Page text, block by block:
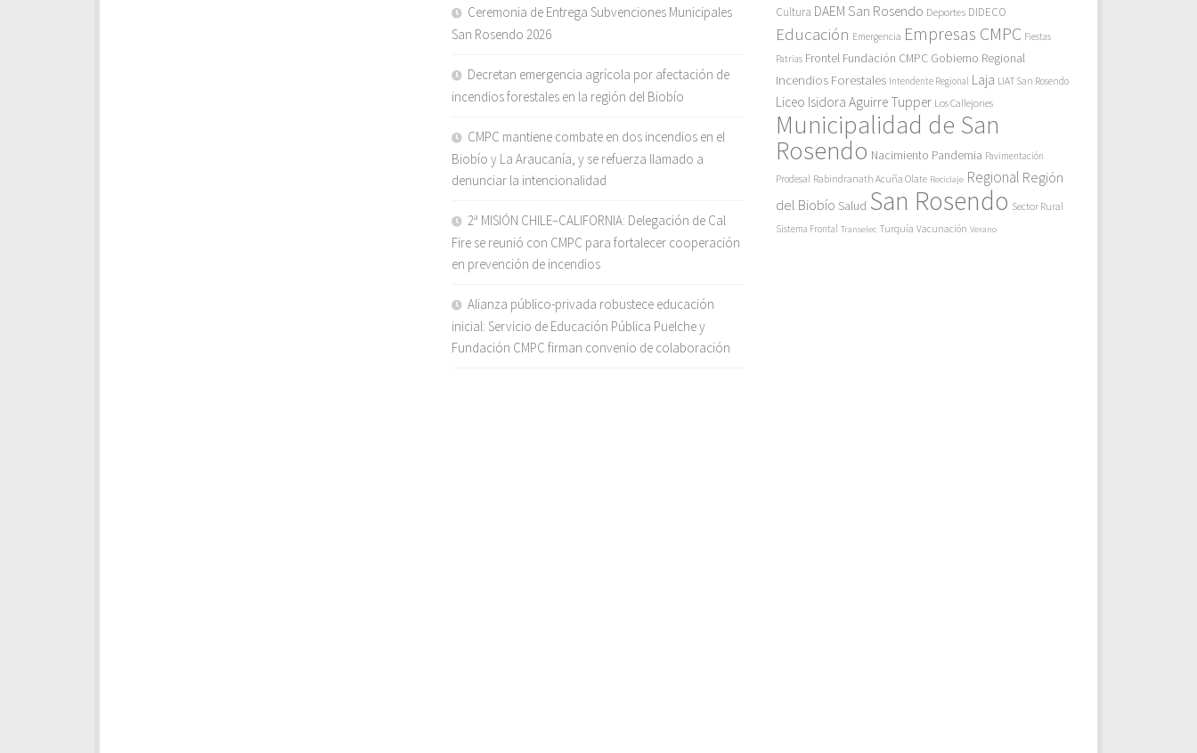
Ceremonia de Entrega Subvenciones Municipales
San Rosendo 2026
Decretan emergencia agrícola por afectación de
incendios forestales en la región del Biobío
CMPC mantiene combate en dos incendios en el
Biobío y La Araucanía, y se refuerza llamado a
denunciar la intencionalidad
2ª MISIÓN CHILE–CALIFORNIA: Delegación de Cal
Fire se reunió con CMPC para fortalecer cooperación
en prevención de incendios
Alianza público-privada robustece educación
inicial: Servicio de Educación Pública Puelche y
Fundación CMPC firman convenio de colaboración
Cultura DAEM San Rosendo Deportes DIDECO
Educación Emergencia Empresas CMPC Fiestas
Patrias Frontel Fundación CMPC Gobierno Regional
Incendios Forestales Intendente Regional Laja LIAT San Rosendo
Liceo Isidora Aguirre Tupper Los Callejones
Municipalidad de San
Rosendo Nacimiento Pandemia Pavimentación
Prodesal Rabindranath Acuña Olate Reciclaje Regional Región
del Biobío Salud San Rosendo Sector Rural
Sistema Frontal Transelec Turquía Vacunación Verano